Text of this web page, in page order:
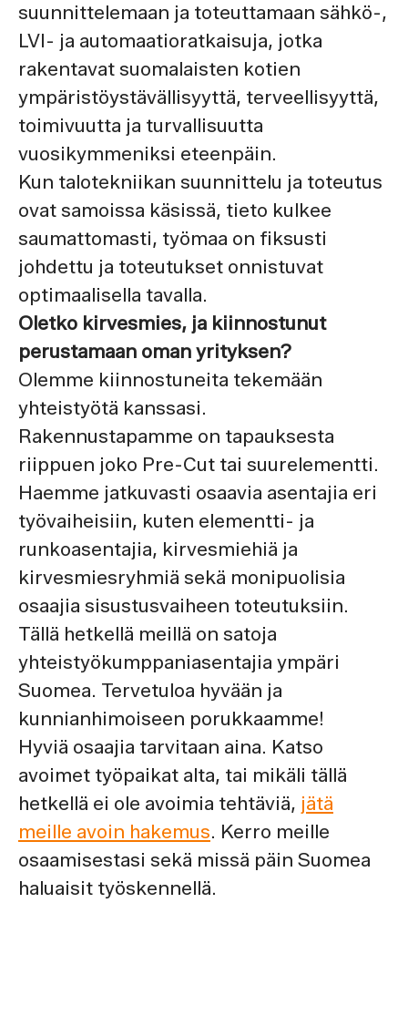
suunnittelemaan ja toteuttamaan sähkö-,
LVI- ja automaatioratkaisuja, jotka
rakentavat suomalaisten kotien
ympäristöystävällisyyttä, terveellisyyttä,
toimivuutta ja turvallisuutta
vuosikymmeniksi eteenpäin.
Kun talotekniikan suunnittelu ja toteutus
ovat samoissa käsissä, tieto kulkee
saumattomasti, työmaa on fiksusti
johdettu ja toteutukset onnistuvat
optimaalisella tavalla.
Oletko kirvesmies, ja kiinnostunut
perustamaan oman yrityksen?
Olemme kiinnostuneita tekemään
yhteistyötä kanssasi.
Rakennustapamme on tapauksesta
riippuen joko Pre-Cut tai suurelementti.
Haemme jatkuvasti osaavia asentajia eri
työvaiheisiin, kuten elementti- ja
runkoasentajia, kirvesmiehiä ja
kirvesmiesryhmiä sekä monipuolisia
osaajia sisustusvaiheen toteutuksiin.
Tällä hetkellä meillä on satoja
yhteistyökumppaniasentajia ympäri
Suomea. Tervetuloa hyvään ja
kunnianhimoiseen porukkaamme!
Hyviä osaajia tarvitaan aina. Katso
avoimet työpaikat alta, tai mikäli tällä
hetkellä ei ole avoimia tehtäviä, jätä
meille avoin hakemus. Kerro meille
osaamisestasi sekä missä päin Suomea
haluaisit työskennellä.